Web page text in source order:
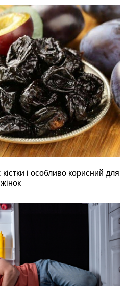
і особливо корисний для
жінок